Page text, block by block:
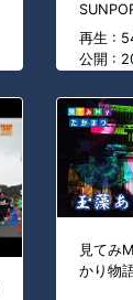
再生 :
公開 :
見てみ
かり物